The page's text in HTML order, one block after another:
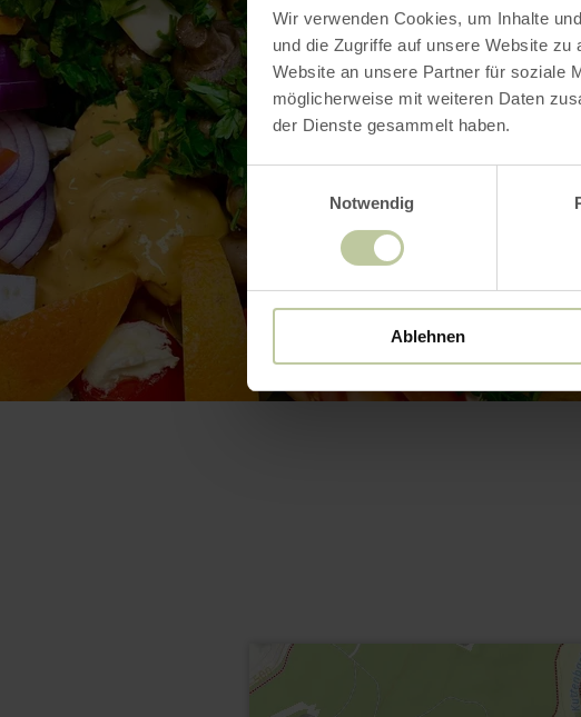
Wir verwenden Cookies, um Inhalte
und die Zugriffe auf unsere Website
Website an unsere Partner für soziale
möglicherweise mit weiteren Daten
der Dienste gesammelt haben.
Notwendig
Ablehnen